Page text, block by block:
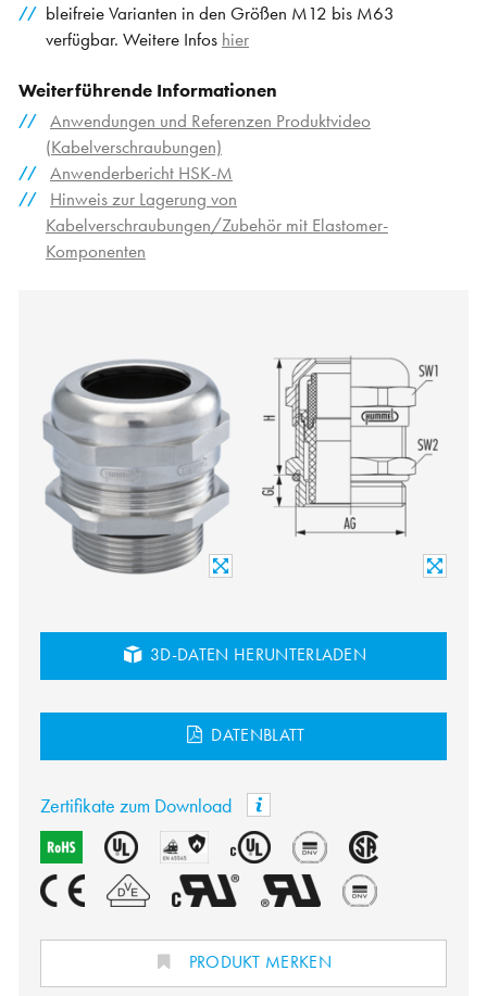
bleifreie Varianten in den Größen M12 bis M63
verfügbar. Weitere Infos hier
Weiterführende Informationen
Anwendungen und Referenzen Produktvideo
(Kabelverschraubungen)
Anwenderbericht HSK-M
Hinweis zur Lagerung von
Kabelverschraubungen/Zubehör mit Elastomer-
Komponenten
3D-DATEN HERUNTERLADEN
DATENBLATT
Zertifikate zum Download
PRODUKT MERKEN